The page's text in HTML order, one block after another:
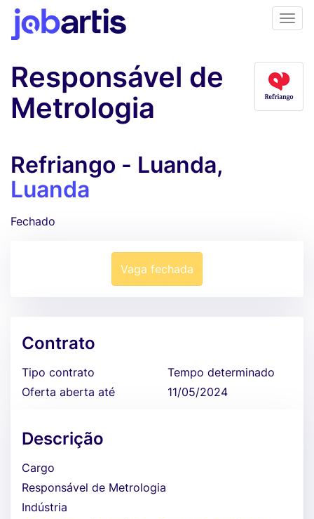
Responsável de
Metrologia
Refriango - Luanda,
Luanda
Fechado
Vaga fechada
Contrato
Tipo contrato
Tempo determinado
Oferta aberta até
11/05/2024
Descrição
Cargo
Responsável de Metrologia
Indústria